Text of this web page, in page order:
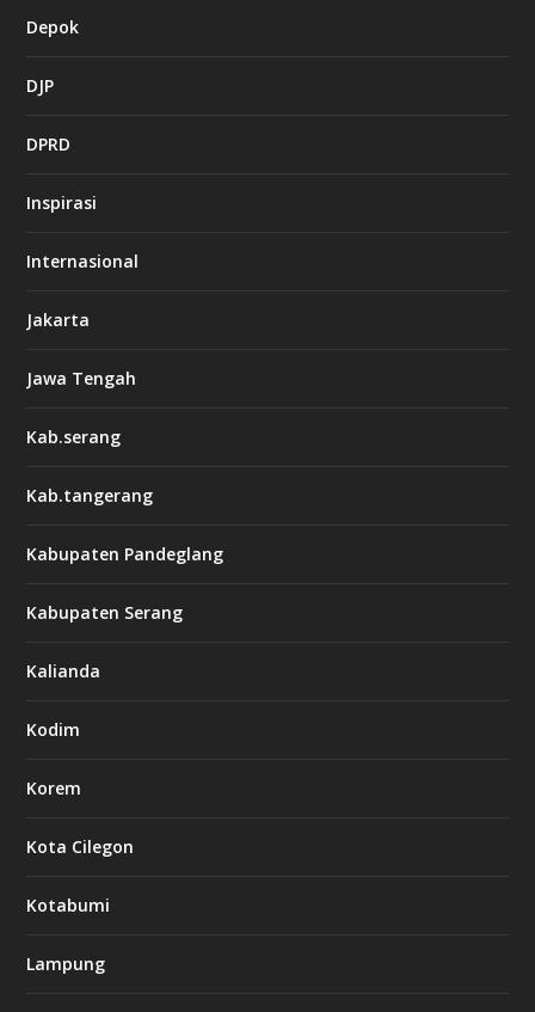
Depok
DJP
DPRD
Inspirasi
Internasional
Jakarta
Jawa Tengah
Kab.serang
Kab.tangerang
Kabupaten Pandeglang
Kabupaten Serang
Kalianda
Kodim
Korem
Kota Cilegon
Kotabumi
Lampung